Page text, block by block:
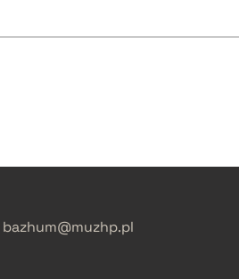
bazhum@muzhp.pl